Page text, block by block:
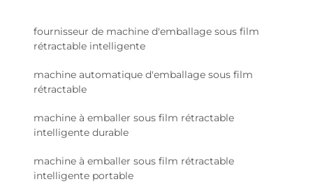
fournisseur de machine d'emballage sous film
rétractable intelligente
machine automatique d'emballage sous film
rétractable
machine à emballer sous film rétractable
intelligente durable
machine à emballer sous film rétractable
intelligente portable